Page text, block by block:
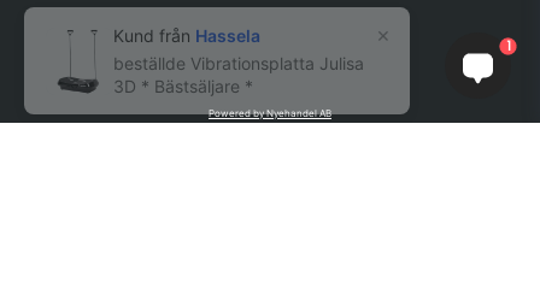
Powered by Nyehandel AB
beställde Vibrationsplatta Julisa
3D * Bästsäljare *
1